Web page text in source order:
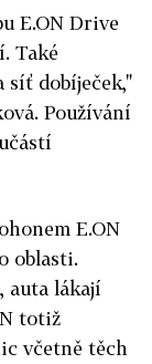
E.ON Drive
Také
síť dobíječek,"
Používání
E.ON
oblasti.
auta lákají
totiž
včetně těch